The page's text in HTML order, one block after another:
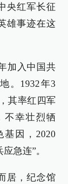
央红军长征
雄事迹在这
加入中国共
。1932年3
其率红四军
不幸壮烈牺
因，2020
急连”。
居，纪念馆